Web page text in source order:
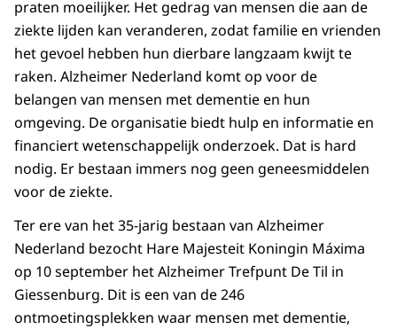
praten moeilijker. Het gedrag van mensen die aan de
ziekte lijden kan veranderen, zodat familie en vrienden
het gevoel hebben hun dierbare langzaam kwijt te
raken. Alzheimer Nederland komt op voor de
belangen van mensen met dementie en hun
omgeving. De organisatie biedt hulp en informatie en
financiert wetenschappelijk onderzoek. Dat is hard
nodig. Er bestaan immers nog geen geneesmiddelen
voor de ziekte.
Ter ere van het 35-jarig bestaan van Alzheimer
Nederland bezocht Hare Majesteit Koningin Máxima
op 10 september het Alzheimer Trefpunt De Til in
Giessenburg. Dit is een van de 246
ontmoetingsplekken waar mensen met dementie,